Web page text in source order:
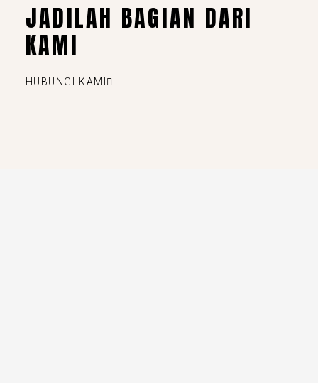
JADILAH BAGIAN DARI
KAMI
HUBUNGI KAMI